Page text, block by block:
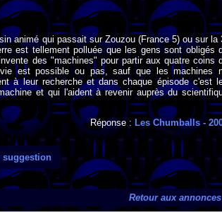
animé qui passait sur Zouzou (France 5) ou sur la
est tellement polluée que les gens sont obligés
des "machines" pour partir aux quatre coins
est possible ou pas, sauf que les machines
à leur recherche et dans chaque épisode c'est
et qui l'aident à revenir auprès du
Réponse : Les Chumballs-
Retour aux annonces